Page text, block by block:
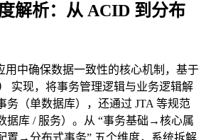
解析：从 ACID 到分布
用中确保数据一致性的核心机制，基于
实现，将事务管理逻辑与业务逻辑解
务（单数据库），还通过 JTA 等规范
据库 / 服务）。从 “事务基础→核心属
→分布式事务” 五个维度，系统拆解